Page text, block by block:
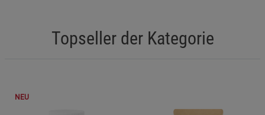
Topseller der Kategorie
NEU